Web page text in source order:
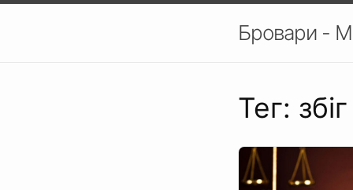
Бровари -
Тег: збіг